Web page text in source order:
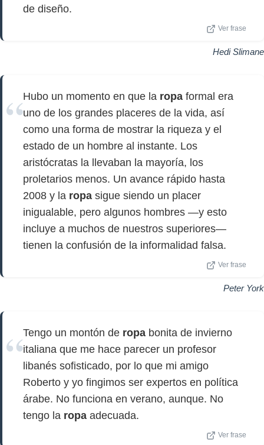
de diseño.
Ver frase
Hedi Slimane
Hubo un momento en que la ropa formal era
uno de los grandes placeres de la vida, así
como una forma de mostrar la riqueza y el
estado de un hombre al instante. Los
aristócratas la llevaban la mayoría, los
proletarios menos. Un avance rápido hasta
2008 y la ropa sigue siendo un placer
inigualable, pero algunos hombres —y esto
incluye a muchos de nuestros superiores—
tienen la confusión de la informalidad falsa.
Ver frase
Peter York
Tengo un montón de ropa bonita de invierno
italiana que me hace parecer un profesor
libanés sofisticado, por lo que mi amigo
Roberto y yo fingimos ser expertos en política
árabe. No funciona en verano, aunque. No
tengo la ropa adecuada.
Ver frase